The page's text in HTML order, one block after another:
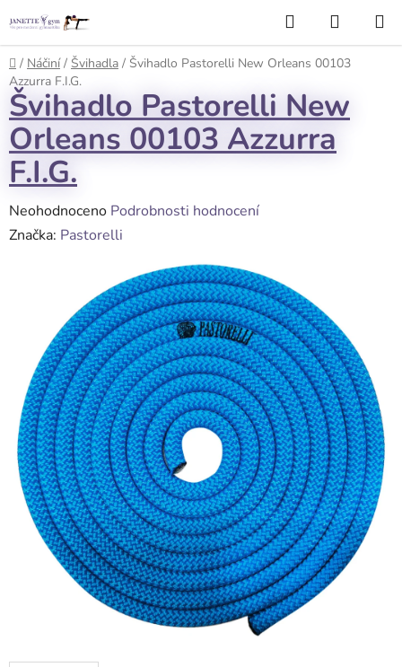
na
obsah
Hledat
KOŠÍK
Domů
/ Náčiní / Švihadla / Švihadlo Pastorelli New Orleans 00103
Azzurra F.I.G.
Švihadlo Pastorelli New
Orleans 00103 Azzurra
F.I.G.
Průměrné
hodnocení
hvězdiček.
Neohodnoceno Podrobnosti hodnocení
Značka: Pastorelli